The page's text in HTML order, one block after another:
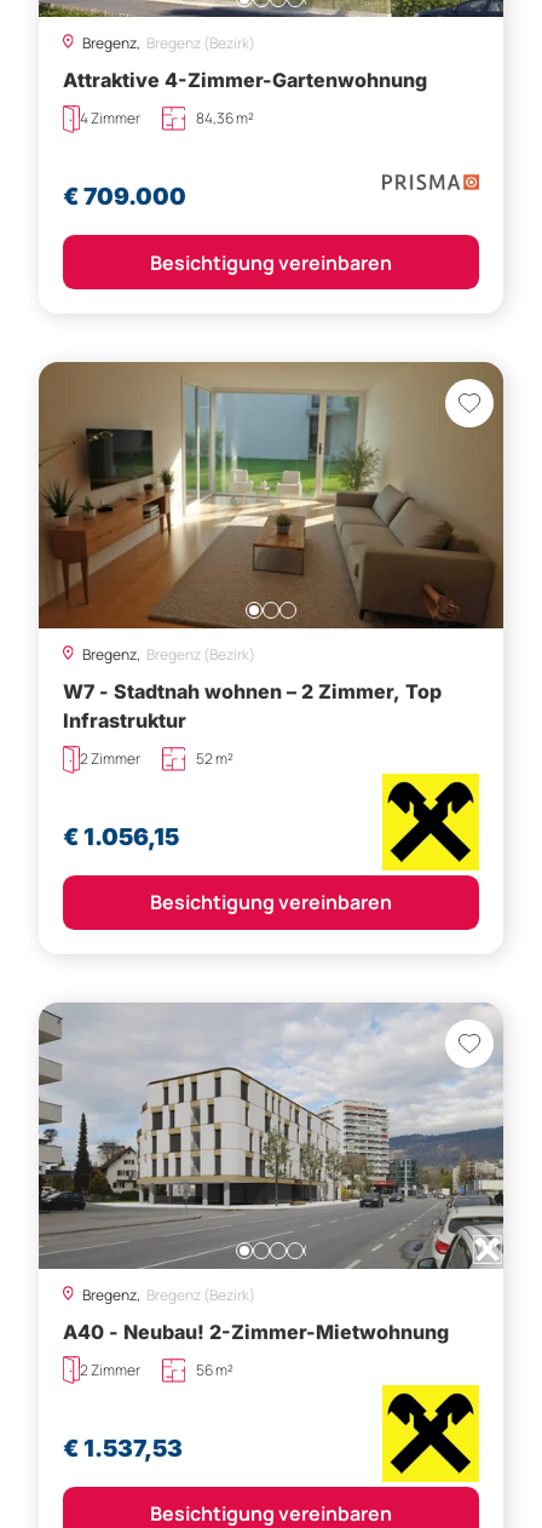
Bregenz, Bregenz (Bezirk)
Attraktive 4-Zimmer-Gartenwohnung
4 Zimmer 84,36 m²
€ 709.000
Besichtigung vereinbaren
Bregenz, Bregenz (Bezirk)
W7 - Stadtnah wohnen – 2 Zimmer, Top
Infrastruktur
2 Zimmer 52 m²
€ 1.056,15
Besichtigung vereinbaren
Bregenz, Bregenz (Bezirk)
A40 - Neubau! 2-Zimmer-Mietwohnung
2 Zimmer 56 m²
€ 1.537,53
Besichtigung vereinbaren